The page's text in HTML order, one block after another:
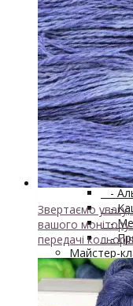
-
Бобінна
-
-
-
-
Майстер-
-
Одяг
Звертаємо увагу,
вашого монітору
передачі